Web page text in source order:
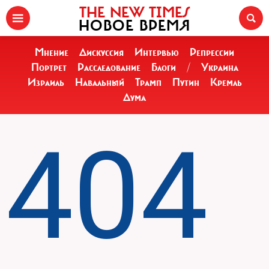
THE NEW TIMES
НОВОЕ ВРЕМЯ
Мнение Дискуссия Интервью
Репрессии
Портрет
Расследование Блоги /
Украина
Израиль
Навальный Трамп Путин
Кремль
Дума
404